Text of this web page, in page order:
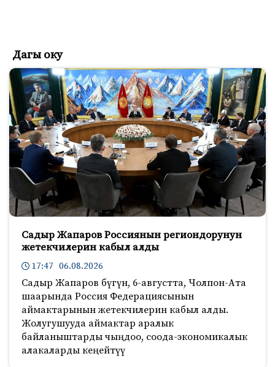
Дагы оку
Садыр Жапаров Россиянын региондорунун
жетекчилерин кабыл алды
17:47 06.08.2026
Садыр Жапаров бүгүн, 6-августта, Чолпон-Ата
шаарында Россия Федерациясынын
аймактарынын жетекчилерин кабыл алды.
Жолугушууда аймактар аралык
байланыштарды чыңдоо, соода-экономикалык
алакаларды кеңейтүү